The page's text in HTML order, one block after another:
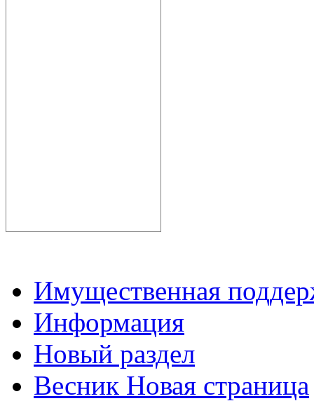
Имущественная
Информация
Новый раздел
Весник Новая страница